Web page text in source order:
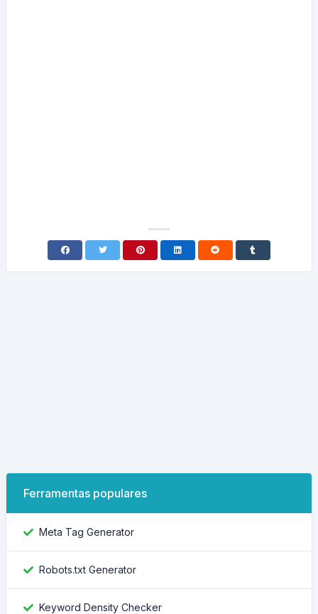
Ferramentas populares
Meta Tag Generator
Robots.txt Generator
Keyword Density Checker